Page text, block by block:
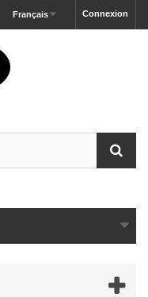
Connexion
Français